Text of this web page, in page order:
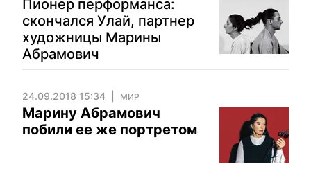
Пионер перформанса:
скончался Улай, партнер
художницы Марины
Абрамович
24.09.2018 15:34 МИР
Марину Абрамович
побили ее же портретом